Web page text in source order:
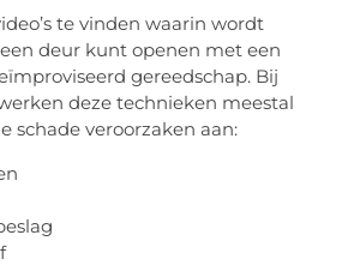
te vinden waarin wordt
deur kunt openen met een
gereedschap. Bij
deze technieken meestal
schade veroorzaken aan: